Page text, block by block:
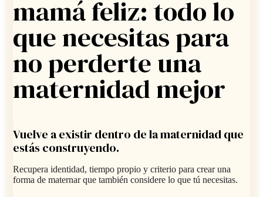
mamá feliz: todo lo
que necesitas para
no perderte una
maternidad mejor
Vuelve a existir dentro de la maternidad que
estás construyendo.
Recupera identidad, tiempo propio y criterio para crear una
forma de maternar que también considere lo que tú necesitas.